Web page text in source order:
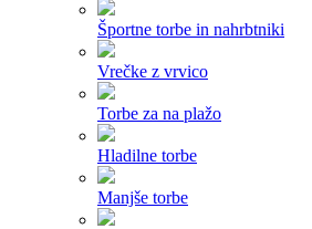
Športne torbe in nahrbtniki
Vrečke z vrvico
Torbe za na plažo
Hladilne torbe
Manjše torbe